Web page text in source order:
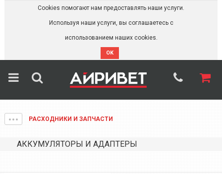
Cookies помогают нам предоставлять наши услуги.
Используя наши услуги, вы соглашаетесь с
использованием наших cookies.
OK
РАСХОДНИКИ И ЗАПЧАСТИ
АККУМУЛЯТОРЫ И АДАПТЕРЫ